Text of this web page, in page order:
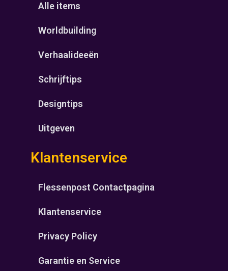
Alle items
Worldbuilding
Verhaalideeën
Schrijftips
Designtips
Uitgeven
Klantenservice
Flessenpost Contactpagina
Klantenservice
Privacy Policy
Garantie en Service